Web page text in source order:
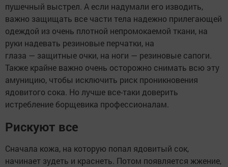
пушечный выстрел. А если надумали его изводить,
важно защищать все части тела надежно прилегающей
одеждой из очень плотной непромокаемой ткани, на
руки надевать резиновые перчатки, на
глаза — защитные очки, на ноги — резиновые сапоги.
Также крайне важно очень осторожно снимать всю эту
амуницию, чтобы исключить риск проникновения
ядовитого сока. Но лучше все-таки доверить
истребление борщевика профессионалам.
Рискуют все
Сначала кожа, на которую попал ядовитый сок,
начинает зудеть и краснеть. Потом появляется жжение,